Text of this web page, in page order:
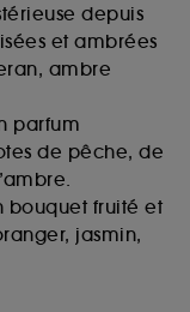
depuis
et ambrées
ambre
parfum
de pêche, de
bouquet fruité et
jasmin,